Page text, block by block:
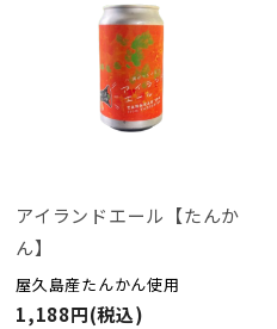
アイランドエール【たんか
ん】
屋久島産たんかん使用
1,188円(税込)